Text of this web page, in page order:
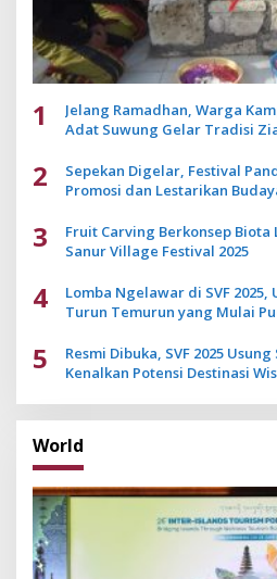
1
Jelang Ramadhan, Warga
Adat Suwung Gelar Tradisi
2
Sepekan Digelar, Festival
Promosi dan Lestarikan
3
Fruit Carving Berkonsep
Sanur Village Festival 2025
4
Lomba Ngelawar di SVF
Turun Temurun yang Mulai
5
Resmi Dibuka, SVF 2025
Kenalkan Potensi Destinasi
World